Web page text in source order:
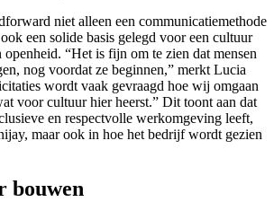
niet alleen een communicatiemethode
een solide basis gelegd voor een cultuur
“Het is fijn om te zien dat mensen
nog voordat ze beginnen,” merkt Lucia
wordt vaak gevraagd hoe wij omgaan
voor cultuur hier heerst.” Dit toont aan dat
en respectvolle werkomgeving leeft,
maar ook in hoe het bedrijf wordt gezien
bouwen